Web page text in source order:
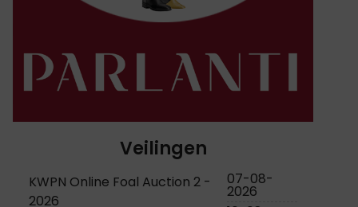
Veilingen
KWPN Online Foal Auction 2 -
2026
07-08-
2026